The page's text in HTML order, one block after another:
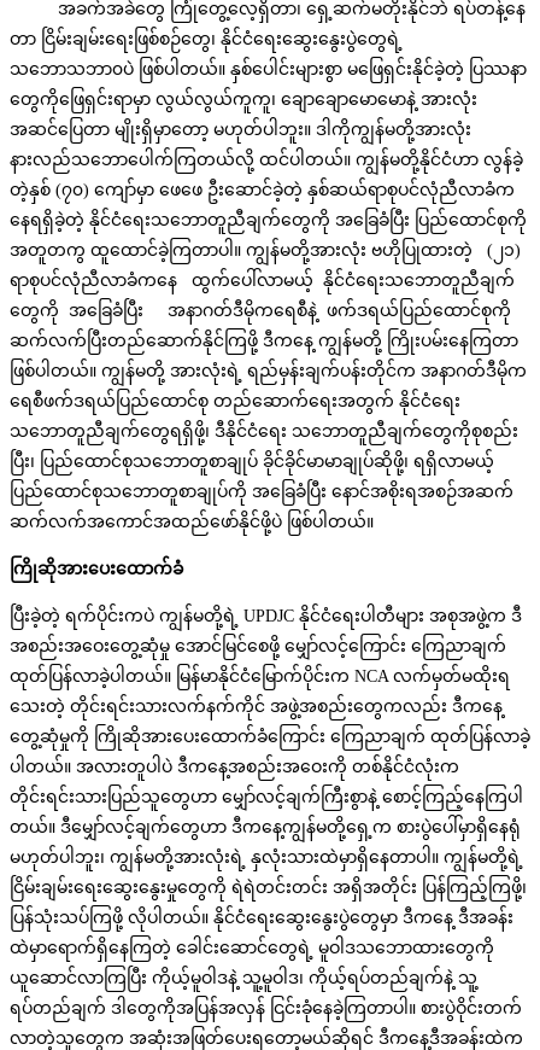
အခက်အခဲတွေ ကြုံတွေ့လေ့ရှိတာ၊ ရှေ့ဆက်မတိုးနိုင်ဘဲ ရပ်တန့်နေ
တာ ငြိမ်းချမ်းရေးဖြစ်စဉ်တွေ၊ နိုင်ငံရေးဆွေးနွေးပွဲတွေရဲ့
သဘောသဘာ၀ပဲ ဖြစ်ပါတယ်။ နှစ်ပေါင်းများစွာ မဖြေရှင်းနိုင်ခဲ့တဲ့ ပြဿနာ
တွေကိုဖြေရှင်းရာမှာ လွယ်လွယ်ကူကူ၊ ချောချောမောမောနဲ့ အားလုံး
အဆင်ပြေတာ မျိုးရှိမှာတော့ မဟုတ်ပါဘူး။ ဒါကိုကျွန်မတို့အားလုံး
နားလည်သဘောပေါက်ကြတယ်လို့ ထင်ပါတယ်။ ကျွန်မတို့နိုင်ငံဟာ လွန်ခဲ့
တဲ့နှစ် (၇၀) ကျော်မှာ ဖေဖေ ဦးဆောင်ခဲ့တဲ့ နှစ်ဆယ်ရာစုပင်လုံညီလာခံက
နေရရှိခဲ့တဲ့ နိုင်ငံရေးသဘောတူညီချက်တွေကို အခြေခံပြီး ပြည်ထောင်စုကို
အတူတကွ ထူထောင်ခဲ့ကြတာပါ။ ကျွန်မတို့အားလုံး ဗဟိုပြုထားတဲ့ (၂၁)
ရာစုပင်လုံညီလာခံကနေ ထွက်ပေါ်လာမယ့် နိုင်ငံရေးသဘောတူညီချက်
တွေကို အခြေခံပြီး အနာဂတ်ဒီမိုကရေစီနဲ့ ဖက်ဒရယ်ပြည်ထောင်စုကို
ဆက်လက်ပြီးတည်ဆောက်နိုင်ကြဖို့ ဒီကနေ့ ကျွန်မတို့ ကြိုးပမ်းနေကြတာ
ဖြစ်ပါတယ်။ ကျွန်မတို့ အားလုံးရဲ့ ရည်မှန်းချက်ပန်းတိုင်က အနာဂတ်ဒီမိုက
ရေစီဖက်ဒရယ်ပြည်ထောင်စု တည်ဆောက်ရေးအတွက် နိုင်ငံရေး
သဘောတူညီချက်တွေရရှိဖို့၊ ဒီနိုင်ငံရေး သဘောတူညီချက်တွေကိုစုစည်း
ပြီး၊ ပြည်ထောင်စုသဘောတူစာချုပ် ခိုင်ခိုင်မာမာချုပ်ဆိုဖို့၊ ရရှိလာမယ့်
ပြည်ထောင်စုသဘောတူစာချုပ်ကို အခြေခံပြီး နောင်အစိုးရအစဉ်အဆက်
ဆက်လက်အကောင်အထည်ဖော်နိုင်ဖို့ပဲ ဖြစ်ပါတယ်။
ကြိုဆိုအားပေးထောက်ခံ
ပြီးခဲ့တဲ့ ရက်ပိုင်းကပဲ ကျွန်မတို့ရဲ့ UPDJC နိုင်ငံရေးပါတီများ အစုအဖွဲ့က ဒီ
အစည်းအဝေးတွေ့ဆုံမှု အောင်မြင်စေဖို့ မျှော်လင့်ကြောင်း ကြေညာချက်
ထုတ်ပြန်လာခဲ့ပါတယ်။ မြန်မာနိုင်ငံမြောက်ပိုင်းက NCA လက်မှတ်မထိုးရ
သေးတဲ့ တိုင်းရင်းသားလက်နက်ကိုင် အဖွဲ့အစည်းတွေကလည်း ဒီကနေ့
တွေ့ဆုံမှုကို ကြိုဆိုအားပေးထောက်ခံကြောင်း ကြေညာချက် ထုတ်ပြန်လာခဲ့
ပါတယ်။ အလားတူပါပဲ ဒီကနေ့အစည်းအဝေးကို တစ်နိုင်ငံလုံးက
တိုင်းရင်းသားပြည်သူတွေဟာ မျှော်လင့်ချက်ကြီးစွာနဲ့ စောင့်ကြည့်နေကြပါ
တယ်။ ဒီမျှော်လင့်ချက်တွေဟာ ဒီကနေ့ကျွန်မတို့ရှေ့က စားပွဲပေါ်မှာရှိနေရုံ
မဟုတ်ပါဘူး၊ ကျွန်မတို့အားလုံးရဲ့ နှလုံးသားထဲမှာရှိနေတာပါ။ ကျွန်မတို့ရဲ့
ငြိမ်းချမ်းရေးဆွေးနွေးမှုတွေကို ရဲရဲတင်းတင်း အရှိအတိုင်း ပြန်ကြည့်ကြဖို့၊
ပြန်သုံးသပ်ကြဖို့ လိုပါတယ်။ နိုင်ငံရေးဆွေးနွေးပွဲတွေမှာ ဒီကနေ့ ဒီအခန်း
ထဲမှာရောက်ရှိနေကြတဲ့ ခေါင်းဆောင်တွေရဲ့ မူဝါဒသဘောထားတွေကို
ယူဆောင်လာကြပြီး ကိုယ့်မူဝါဒနဲ့ သူ့မူဝါဒ၊ ကိုယ့်ရပ်တည်ချက်နဲ့ သူ့
ရပ်တည်ချက် ဒါတွေကိုအပြန်အလှန် ငြင်းခုံနေခဲ့ကြတာပါ။ စားပွဲဝိုင်းတက်
လာတဲ့သူတွေက အဆုံးအဖြတ်ပေးရတော့မယ်ဆိုရင် ဒီကနေ့ဒီအခန်းထဲက